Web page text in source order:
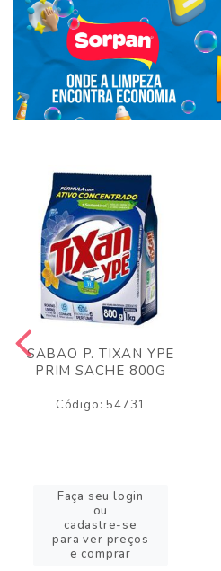
SABAO P. TIXAN YPE
PRIM SACHE 800G
Código: 54731
Faça seu login
ou
cadastre-se
para ver preços
e comprar